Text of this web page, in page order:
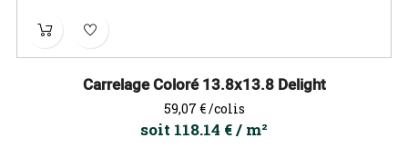
Carrelage Coloré 13.8x13.8 Delight
Prix
59,07 €/colis
soit 118.14 € / m²